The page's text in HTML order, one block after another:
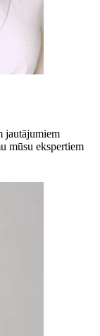
jautājumiem
mūsu ekspertiem